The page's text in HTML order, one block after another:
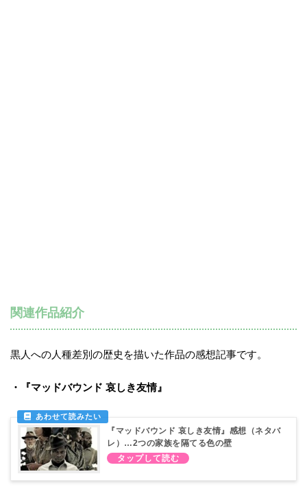
関連作品紹介
黒人への人種差別の歴史を描いた作品の感想記事です。
・『マッドバウンド 哀しき友情』
『マッドバウンド 哀しき友情』感想（ネタバ
レ）…2つの家族を隔てる色の壁